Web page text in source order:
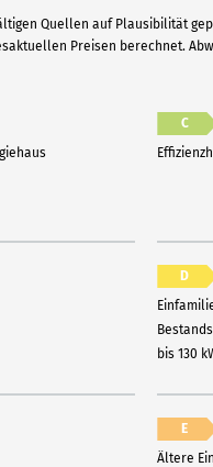
Quellen auf Plausibilität
Preisen berechnet.
C
D
bis 130
E
Ältere